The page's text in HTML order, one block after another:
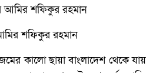
শফিকুর রহমান
কালো ছায়া বাংলাদেশ থেকে